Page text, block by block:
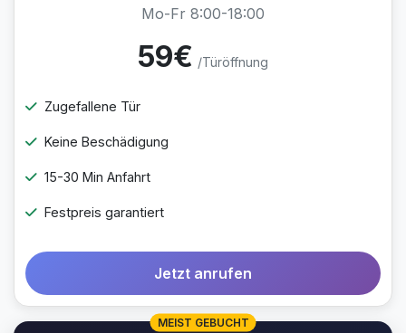
Mo-Fr 8:00-18:00
59€ /Türöffnung
Zugefallene Tür
Keine Beschädigung
15-30 Min Anfahrt
Festpreis garantiert
Jetzt anrufen
MEIST GEBUCHT